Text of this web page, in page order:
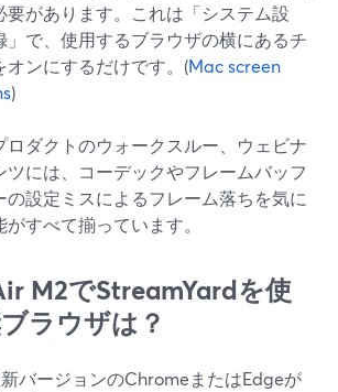
要があります。これは「システム設
で、使用するブラウザの横にあるチ
オンにするだけです。(Mac screen
)
ロダクトのウォークスルー、ウェビナ
ツには、コーデックやフレームバッフ
の設定ミスによるフレーム落ちを気に
すべて揃っています。
M2でStreamYardを使
ラウザは？
バージョンのChromeまたはEdgeが